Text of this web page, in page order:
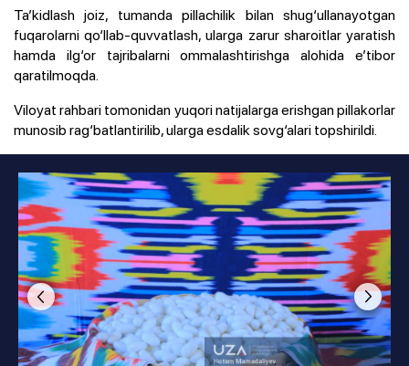
Ta’kidlash joiz, tumanda pillachilik bilan shug‘ullanayotgan
fuqarolarni qo‘llab-quvvatlash, ularga zarur sharoitlar yaratish
hamda ilg‘or tajribalarni ommalashtirishga alohida e’tibor
qaratilmoqda.
Viloyat rahbari tomonidan yuqori natijalarga erishgan pillakorlar
munosib rag‘batlantirilib, ularga esdalik sovg‘alari topshirildi.